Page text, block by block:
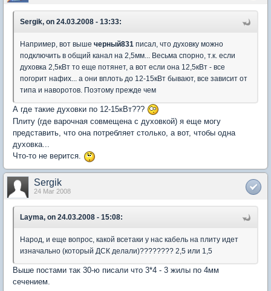
Sergik, on 24.03.2008 - 13:33:
Например, вот выше черный831 писал, что духовку можно
подключить в общий канал на 2,5мм... Весьма спорно, т.к. если
духовка 2,5кВт то еще потянет, а вот если она 12,5кВт - все
погорит нафих... а они вплоть до 12-15кВт бывают, все зависит от
типа и наворотов. Поэтому прежде чем
А где такие духовки по 12-15кВт???
Плиту (где варочная совмещена с духовкой) я еще могу
представить, что она потребляет столько, а вот, чтобы одна
духовка...
Что-то не верится.
Sergik
24 Mar 2008
Layma, on 24.03.2008 - 15:08:
Народ, и еще вопрос, какой всетаки у нас кабель на плиту идет
изначально (который ДСК делали)???????? 2,5 или 1,5
Выше постами так 30-ю писали что 3*4 - 3 жилы по 4мм
сечением.